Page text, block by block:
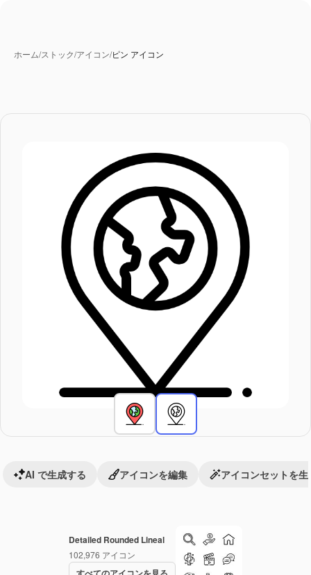
ホーム/ストック/アイコン/ピン アイコン
Detailed Rounded Lineal
102,976 アイコン
AI で生成する アイコンを編集 アイコンセットを生